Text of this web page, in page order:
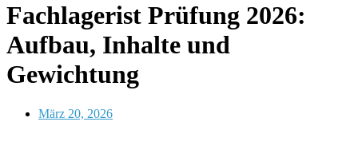
Fachlagerist Prüfung 2026:
Aufbau, Inhalte und
Gewichtung
März 20, 2026